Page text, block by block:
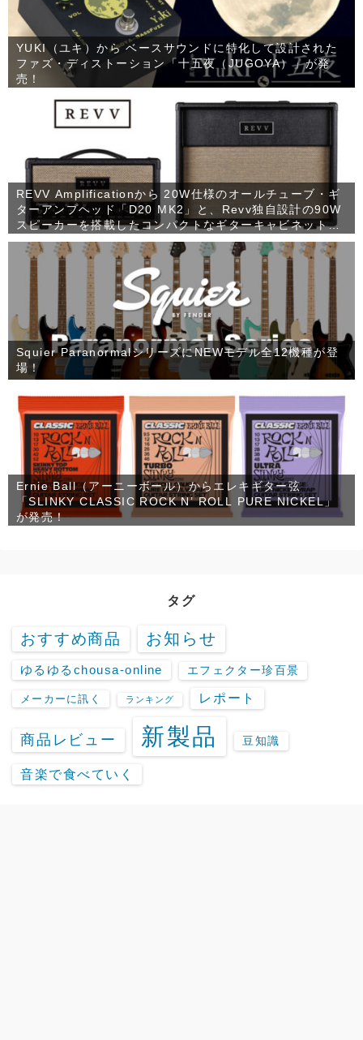
YUKI（ユキ）から ベースサウンドに特化して設計された
ファズ・ディストーション「十五夜（JUGOYA）」が発
売！
REVV Amplificationから 20W仕様のオールチューブ・ギ
ターアンプヘッド「D20 MK2」と、Revv独自設計の90W
スピーカーを搭載したコンパクトなギターキャビネット
「1×12 RV90」が発売！
Squier ParanormalシリーズにNEWモデル全12機種が登
場！
Ernie Ball（アーニーボール）からエレキギター弦
「SLINKY CLASSIC ROCK N’ ROLL PURE NICKEL」
が発売！
タグ
おすすめ商品 お知らせ
ゆるゆるchousa-online エフェクター珍百景
メーカーに訊く ランキング レポート
商品レビュー 新製品 豆知識
音楽で食べていく